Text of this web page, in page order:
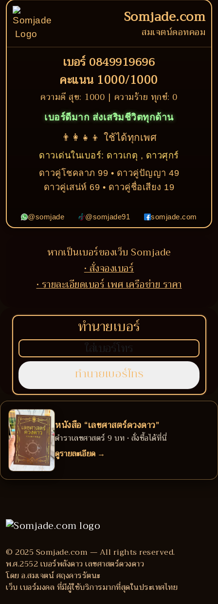
Somjade.com
สมเจตน์ดอทคอม
เบอร์ 0849919696
คะแนน 1000/1000
ความดี สุข: 1000 | ความร้าย ทุกข์: 0
เบอร์ดีมาก ส่งเสริมชีวิตทุกด้าน
👨‍👩‍👧‍👦 ใช้ได้ทุกเพศ
ดาวเด่นในเบอร์: ดาวเกตุ , ดาวศุกร์
ดาวคู่โชคลาภ 99 • ดาวคู่ปัญญา 49
ดาวคู่เสน่ห์ 69 • ดาวคู่ชื่อเสียง 19
@somjade @somjade91 somjade.com
หากเป็นเบอร์ของเว็บ Somjade
• สั่งจองเบอร์
• รายละเอียดเบอร์ เพศ เครือข่าย ราคา
ทำนายเบอร์
หนังสือ “เลขศาสตร์ดวงดาว”
ตำราเลขศาสตร์ 9 บท • สั่งซื้อได้ที่นี่
ดูรายละเอียด →
© 2025 Somjade.com — All rights reserved.
พ.ศ.2552 เบอร์พลังดาว เลขศาสตร์ดวงดาว
โดย อ.สมเจตน์ ศฤงคารรัตนะ
เว็บ เบอร์มงคล ที่มีผู้ใช้บริการมากที่สุดในประเทศไทย